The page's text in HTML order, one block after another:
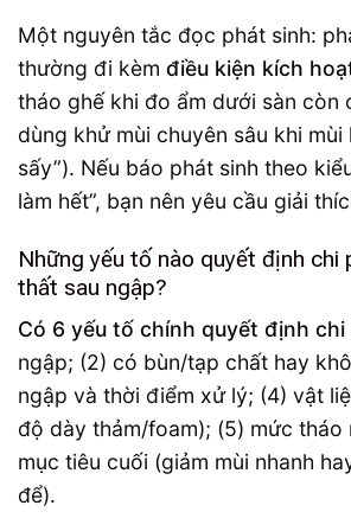
Một nguyên tắc đọc phát sinh:
thường đi kèm điều kiện kích
tháo ghế khi đo ẩm dưới sàn còn
dùng khử mùi chuyên sâu khi mùi
sấy”). Nếu báo phát sinh theo
làm hết”, bạn nên yêu cầu giải
Những yếu tố nào quyết định chi
thất sau ngập?
Có 6 yếu tố chính quyết định chi
ngập; (2) có bùn/tạp chất hay
ngập và thời điểm xử lý; (4) vật
độ dày thảm/foam); (5) mức tháo
mục tiêu cuối (giảm mùi nhanh
để).